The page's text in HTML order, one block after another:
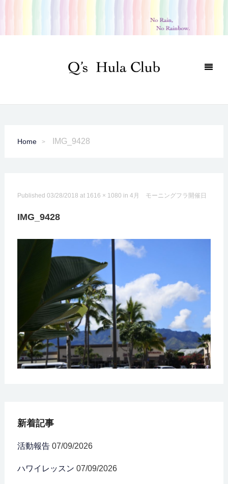
Home IMG_9428
Published 03/28/2018 at 1616 × 1080 in 4月 モーニングフラ開催日
IMG_9428
新着記事
活動報告 07/09/2026
ハワイレッスン 07/09/2026